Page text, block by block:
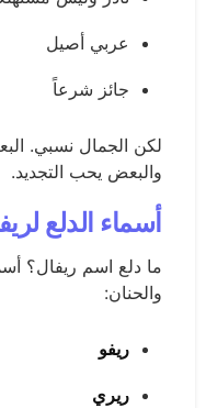
عربي أصيل
جائز شرعاً
لكن الجمال نسبي.
والبعض يحب التجديد.
أسماء الدلع
ما دلع اسم ريفال؟
والحنان:
ريفو
ريري